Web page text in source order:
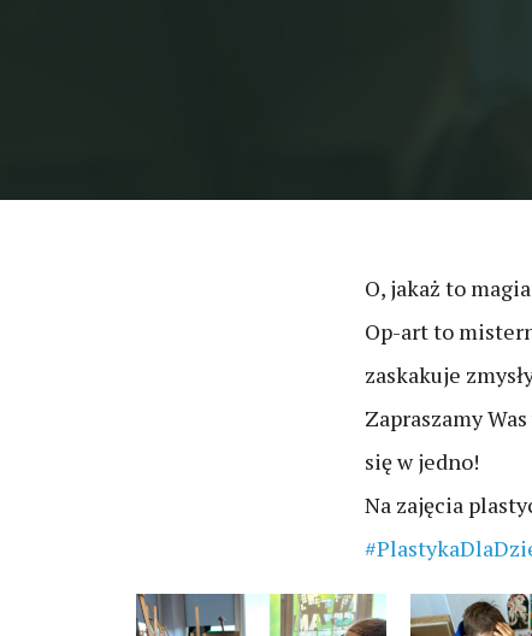
O, jakaż to
Op-art to
zaskakuje
Zapraszamy
się w jedno!
Na zajęcia